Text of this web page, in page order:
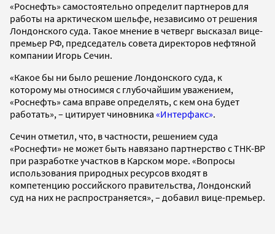
«Роснефть» самостоятельно определит партнеров для
работы на арктическом шельфе, независимо от решения
Лондонского суда. Такое мнение в четверг высказал вице-
премьер РФ, председатель совета директоров нефтяной
компании Игорь Сечин.
«Какое бы ни было решение Лондонского суда, к
которому мы относимся с глубочайшим уважением,
«Роснефть» сама вправе определять, с кем она будет
работать», – цитирует чиновника «Интерфакс».
Сечин отметил, что, в частности, решением суда
«Роснефти» не может быть навязано партнерство с ТНК-BP
при разработке участков в Карском море. «Вопросы
использования природных ресурсов входят в
компетенцию российского правительства, Лондонский
суд на них не распространяется», – добавил вице-премьер.